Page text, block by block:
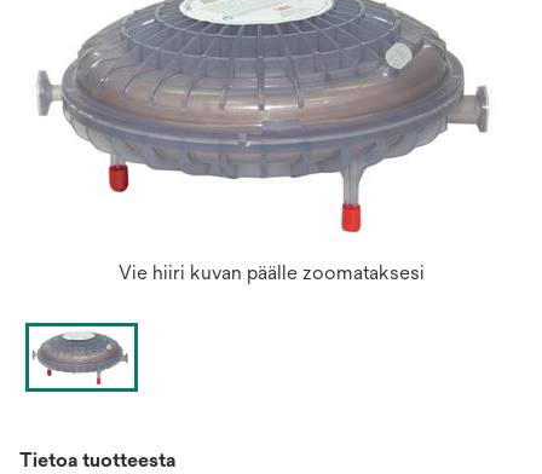
Vie hiiri kuvan päälle zoomataksesi
Tietoa tuotteesta